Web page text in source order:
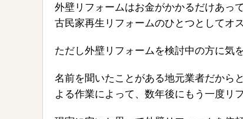
外壁リフォームはお金がかかるだけあっ
古民家再生リフォームのひとつとしてオ
ただし外壁リフォームを検討中の方に気
名前を聞いたことがある地元業者だから
よる作業によって、数年後にもう一度リ